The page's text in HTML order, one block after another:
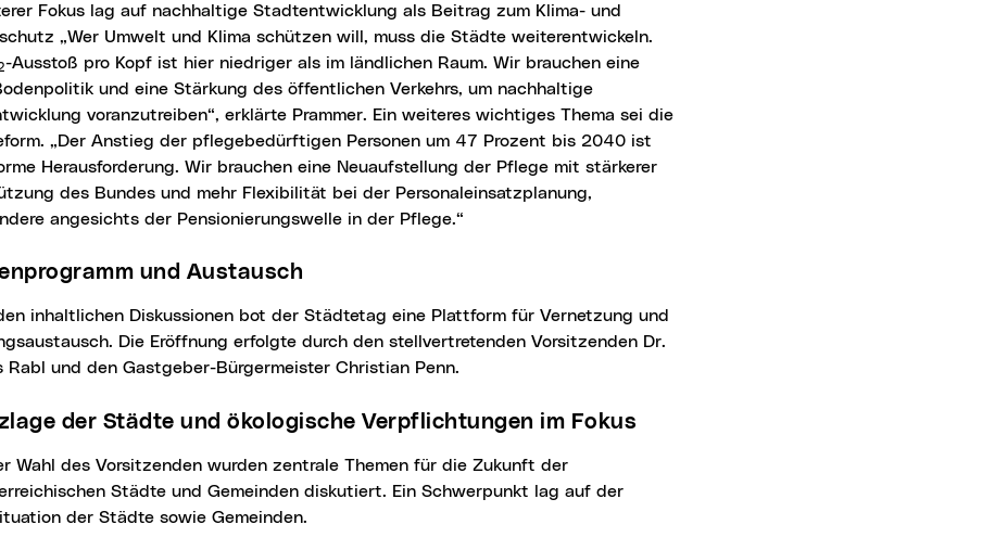
„Wer Umwelt und Klima schützen will, muss die Städte weiterentwickeln.
-Ausstoß pro Kopf ist hier niedriger als im ländlichen Raum. Wir brauchen eine
und eine Stärkung des öffentlichen Verkehrs, um nachhaltige
voranzutreiben“, erklärte Prammer. Ein weiteres wichtiges Thema sei die
„Der Anstieg der pflegebedürftigen Personen um 47 Prozent bis 2040 ist
Herausforderung. Wir brauchen eine Neuaufstellung der Pflege mit stärkerer
des Bundes und mehr Flexibilität bei der Personaleinsatzplanung,
angesichts der Pensionierungswelle in der Pflege.“
und Austausch
Die Eröffnung erfolgte durch den stellvertretenden Vorsitzenden Dr.
Rabl und den Gastgeber-Bürgermeister Christian Penn.
der Städte und ökologische Verpflichtungen im Fokus
Städte und Gemeinden diskutiert. Ein Schwerpunkt lag auf der
der Städte sowie Gemeinden.